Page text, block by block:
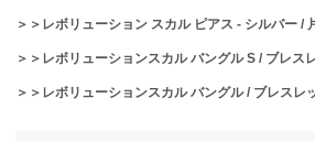
＞＞レボリューション スカル ピアス - シルバー /
＞＞レボリューションスカル バングル S / ブレス
＞＞レボリューションスカル バングル / ブレスレ